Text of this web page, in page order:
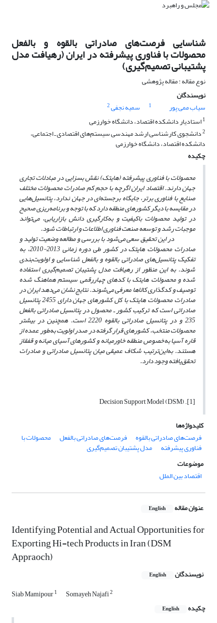
شناسایی فرصت‌های صادراتی بالقوه و بالفعل
محصولات با فناوری پیشرفته در ایران (رهیافت مدل
پشتیبانی تصمیم‌گیری)
نوع مقاله : مقاله پژوهشی
نویسندگان
سیاب ممی پور
1 سمیه نجفی2
1استادیار دانشکده اقتصاد، دانشگاه خوارزمی
2دانشجوی کارشناسی ارشد مهندسی سیستم‌های اقتصادی ـ اجتماعی،
دانشکده اقتصاد، دانشگاه خوارزمی
چکیده
محصولات با فناوری پیشرفته (هایتک) نقش بسزایی در مبادلات تجاری
جهان دارند. اقتصاد ایران اگرچه با حجم کم صادرات محصولات مختلف
صنایع با فناوری برتر، جایگاه برجسته‌ای در جهان ندارد، پتانسیل‌هایی
در مقایسه با دیگر کشورهای منطقه دارد که با توجه و برنامه‌ریزی صحیح
در تولید محصولات با‌کیفیت و به‌کارگیری دانش بازاریابی، می‌تواند
موجبات رشد و توسعه صنعت فناوری اطلاعات و ارتباطات شود.
در این تحقیق سعی می‌شود با بررسی و مطالعه وضعیت تولید و
صادرات محصولات‌ هایتک در کشور طی دوره زمانی 2013-2010‌، به
تفکیک پتانسیل‌های صادراتی بالقوه و بالفعل شناسایی و اولویت‌بندی
شوند. به‌ این ‌منظور از رهیافت مدل پشتیبان تصمیم‌گیری استفاده
شده و محصولات‌ هایتک با کدهای چهار‌رقمی سیستم هماهنگ شده
توصیف و کدگذاری کالاها معرفی می‌شوند. نتایج نشان می‌دهد ایران در
صادرات محصولات ‌هایتک با کل کشورهای جهان دارای 2455 پتانسیل
صادراتی است که ترکیب کشور ـ محصولدر پتانسیل صادراتی بالفعل
235 و در پتانسیل صادراتی بالقوه 2220 است. همچنین در بیشتر
محصولات منتخب، کشورهای قرار گرفته در صدر اولویت به‌طور عمده از
قاره آسیا به‌خصوص منطقه خاورمیانه و کشورهای آسیای میانه و قفقاز
هستند. به‌این‌ترتیب شکاف عمیقی میان پتانسیل صادراتی و صادرات
تحقق‌یافته وجود دارد.
[1]. Decision Support Model (DSM)
کلیدواژه‌ها
فرصت‌های صادراتی بالقوه
فرصت‌های صادراتی بالفعل محصولات با
فناوری پیشرفته
مدل پشتیبان تصمیم‌گیری
موضوعات
اقتصاد بین الملل
عنوان مقاله English
Identifying Potential and Actual Opportunities for
Exporting Hi-tech Products in Iran (DSM
Appraoch)
نویسندگان English
Siab Mamipour1 Somayeh Najafi2
چکیده English